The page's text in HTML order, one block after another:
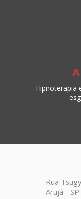
Hipnoterapia
Rua
Arujá -